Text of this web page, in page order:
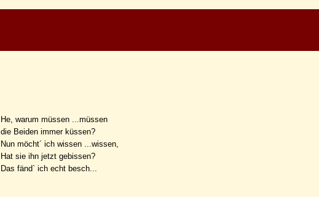
He, warum müssen ...müssen
die Beiden immer küssen?
Nun möcht´ ich wissen ...wissen,
Hat sie ihn jetzt gebissen?
Das fänd` ich echt besch...